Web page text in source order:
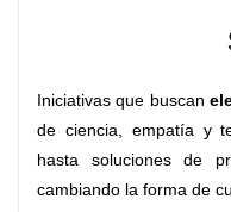
Iniciativas que buscan
de ciencia, empatía y
hasta soluciones de
cambiando la forma de